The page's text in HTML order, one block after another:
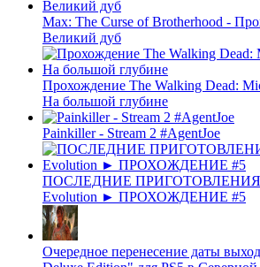
Max: The Curse of Brotherhood -
Великий дуб
Прохождение The Walking Dead:
На большой глубине
Painkiller - Stream 2 #AgentJoe
ПОСЛЕДНИЕ ПРИГОТОВЛЕНИЯ ►
Evolution ► ПРОХОЖДЕНИЕ #5
Очередное перенесение даты